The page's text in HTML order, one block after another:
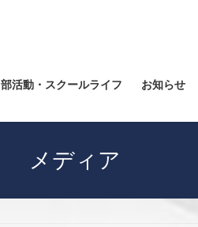
部活動・スクールライフ お知らせ
メディア